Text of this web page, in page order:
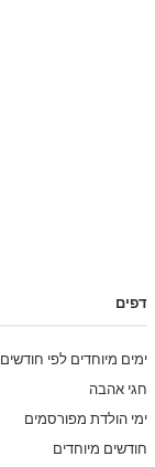
דפים
ימים מיוחדים לפי חודשים
חגי אהבה
ימי הולדת מפורסמים
חודשים מיוחדים